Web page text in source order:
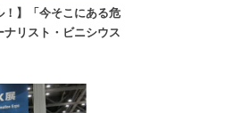
！】「今そこにある危
リスト・ビニシウス